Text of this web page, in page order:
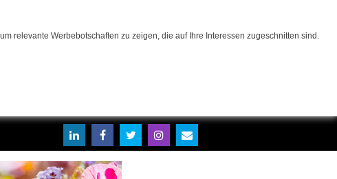
relevante Werbebotschaften zu zeigen, die auf Ihre Interessen zugeschnitten sind.